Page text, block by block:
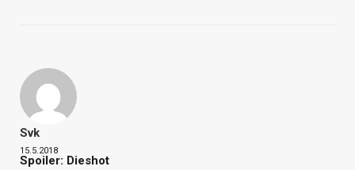
Svk
15.5.2018
Spoiler: Dieshot